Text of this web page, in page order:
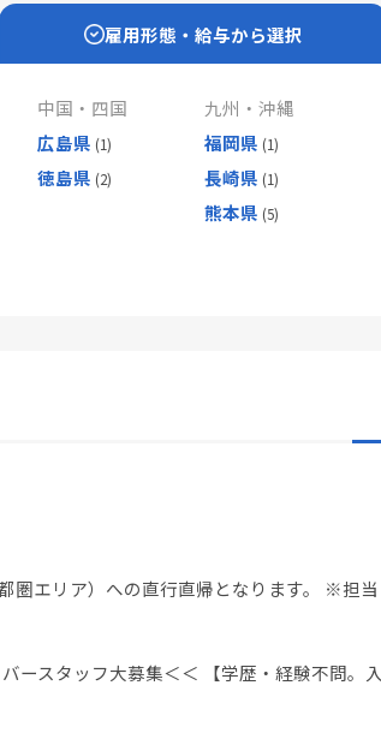
中国・四国
広島県
徳島県
九州・沖縄
福岡県
長崎県
熊本県
雇用形態・給与から選択
圏エリア）への直行直帰となります。 ※担当
ースタッフ大募集＜＜ 【学歴・経験不問。入